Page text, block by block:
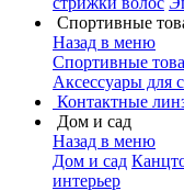
Спортивные
Назад в меню
Спортивные
Аксессуары для
Контактные
Дом и сад
Назад в меню
Дом и сад
интерьер